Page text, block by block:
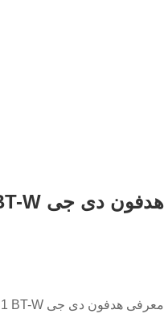
هدفون دی جی Pioneer HDJ-CUE1BT-W
معرفی هدفون دی جی Pioneer HDJ-CUE1 BT-W در یک نگاه :